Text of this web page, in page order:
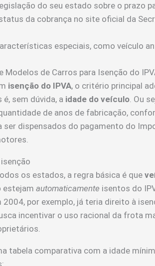
do seu estado sobre o prazo
da cobrança no site oficial da
especiais, como veículo
Modelos de Carros para Isenção do
isenção do IPVA, o critério principal
sem dúvida, a idade do veículo . Ou
de anos de fabricação,
ser dispensados do pagamento do
os estados, a regra básica é que
estejam automaticamente isentos do
por exemplo, já teria direito à
incentivar o uso racional da frota
tabela comparativa com a idade